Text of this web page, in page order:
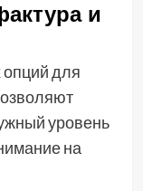
и
для
уровень
на